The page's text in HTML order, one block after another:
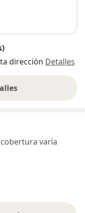
dirección Detalles
dirección
varía